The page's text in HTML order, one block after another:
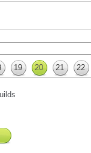
19 20 21 22